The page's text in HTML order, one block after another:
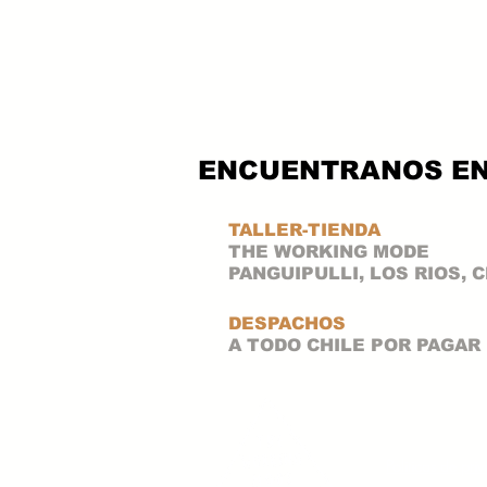
ENCUENTRANOS
TALLER-TIENDA
THE WORKING MODE
PANGUIPULLI, LOS RIOS,
DESPACHOS
A TODO CHILE POR PAGAR